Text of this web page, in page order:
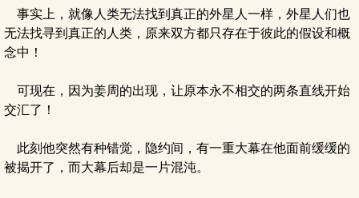
事实上，就像人类无法找到真正的外星人一样，外星人们也
无法找寻到真正的人类，原来双方都只存在于彼此的假设和概
念中！
可现在，因为姜周的出现，让原本永不相交的两条直线开始
交汇了！
此刻他突然有种错觉，隐约间，有一重大幕在他面前缓缓的
被揭开了，而大幕后却是一片混沌。